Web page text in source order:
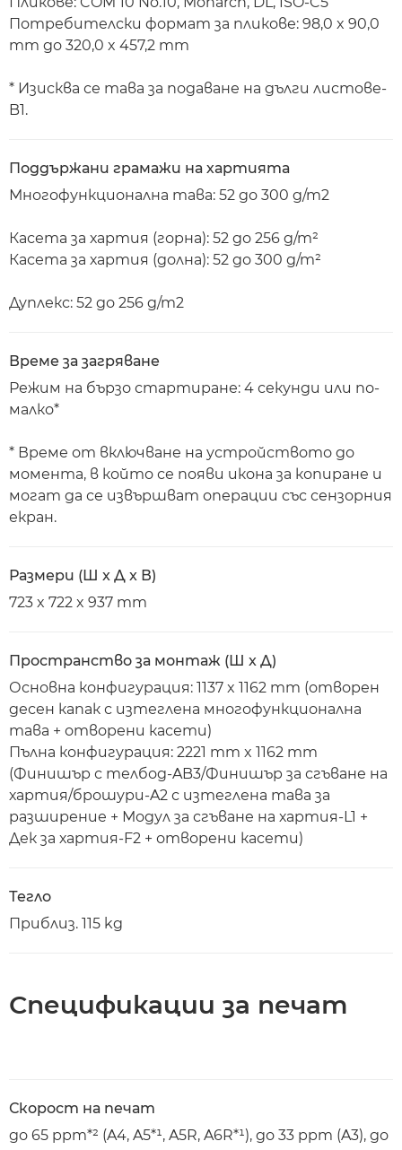
Потребителски формат за пликове: 98,0 x 90,0
mm до 320,0 x 457,2 mm
* Изисква се тава за подаване на дълги листове-
B1.
Поддържани грамажи на хартията
Многофункционална тава: 52 до 300 g/m2
Касета за хартия (горна): 52 до 256 g/m²
Касета за хартия (долна): 52 до 300 g/m²
Дуплекс: 52 до 256 g/m2
Време за загряване
Режим на бързо стартиране: 4 секунди или по-
малко*
* Време от включване на устройството до
момента, в който се появи икона за копиране и
могат да се извършват операции със сензорния
екран.
Размери (Ш x Д x В)
723 x 722 x 937 mm
Пространство за монтаж (Ш x Д)
Основна конфигурация: 1137 x 1162 mm (отворен
десен капак с изтеглена многофункционална
тава + отворени касети)
Пълна конфигурация: 2221 mm x 1162 mm
(Финишър с телбод-AB3/Финишър за сгъване на
хартия/брошури-A2 с изтеглена тава за
разширение + Модул за сгъване на хартия-L1 +
Дек за хартия-F2 + отворени касети)
Тегло
Приблиз. 115 kg
Спецификации за печат
Скорост на печат
до 65 ppm*² (A4, A5*¹, A5R, A6R*¹), до 33 ppm (A3), до